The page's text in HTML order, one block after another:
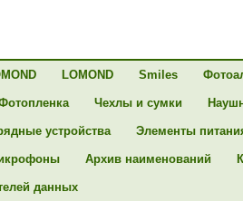
LOMOND Smiles
Чехлы и сумки
устройства Элементы
Архив наименований
данных